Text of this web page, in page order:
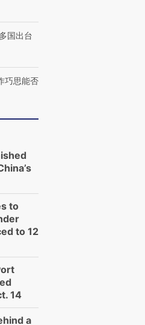
国出台
巧思能否
to
to 12
14
a